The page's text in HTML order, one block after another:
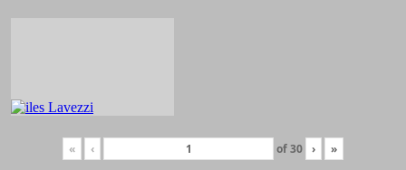
« ‹ of30 › »